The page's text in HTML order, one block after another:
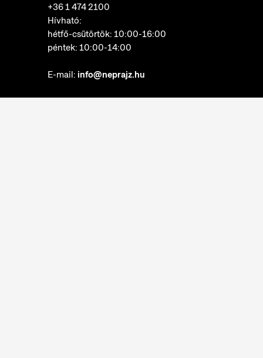
+36 1 474 2100
Hívható:
hétfő-csütörtök: 10:00-16:00
péntek: 10:00-14:00
E-mail: info@neprajz.hu
Etnoshop: